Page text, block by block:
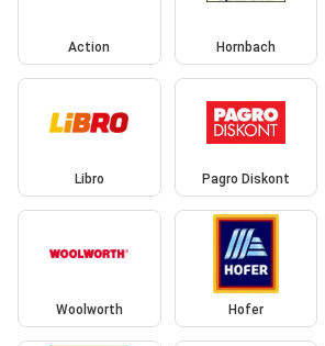
Action Hornbach
Libro Pagro Diskont
Woolworth Hofer